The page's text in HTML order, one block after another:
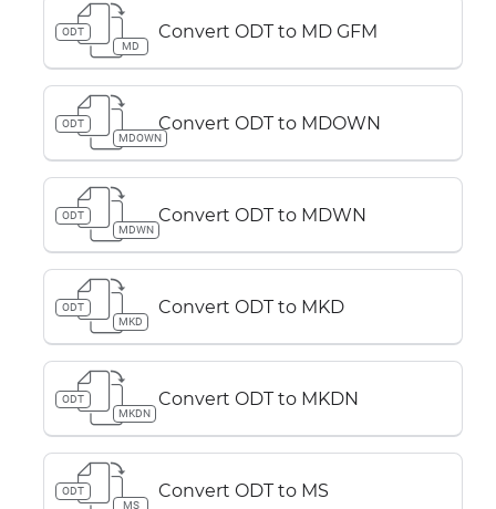
ODT
MD
Convert ODT to MD GFM
ODT
MDOWN
Convert ODT to MDOWN
ODT
MDWN
Convert ODT to MDWN
ODT
MKD
Convert ODT to MKD
ODT
MKDN
Convert ODT to MKDN
ODT
MS
Convert ODT to MS